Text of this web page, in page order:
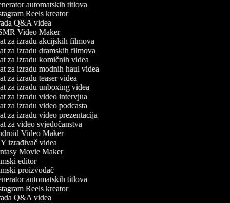
automatskih titlova
Reels kreator
Q&A videa
Video Maker
za izradu akcijskih filmova
za izradu dramskih filmova
za izradu komičnih videa
za izradu modnih haul videa
za izradu teaser videa
za izradu unboxing videa
za izradu video intervjua
za izradu video podcasta
za izradu video prezentacija
za video svjedočanstva
Video Maker
izrađivač videa
Movie Maker
editor
proizvođač
automatskih titlova
Reels kreator
Q&A videa